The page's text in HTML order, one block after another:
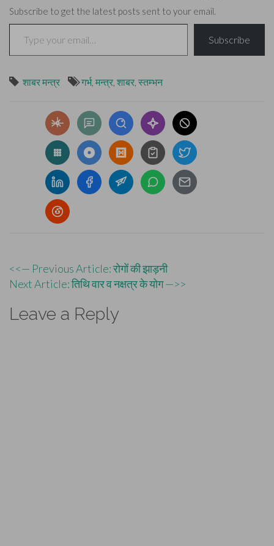
Subscribe to get the latest posts sent to your email.
Type your email…
Subscribe
शाबर मन्त्र गर्भ, मन्त्र शाबर स्तम्भन
Post
navigation
<<— Previous Article: रोगों की झाड़नी
Next Article: तिथि वार व नक्षत्र के योग —>>
Leave a Reply